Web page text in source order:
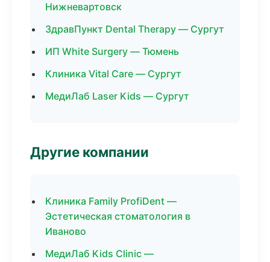
Нижневартовск
ЗдравПункт Dental Therapy — Сургут
ИП White Surgery — Тюмень
Клиника Vital Care — Сургут
МедиЛаб Laser Kids — Сургут
Другие компании
Клиника Family ProfiDent —
Эстетическая стоматология в
Иваново
МедиЛаб Kids Clinic —